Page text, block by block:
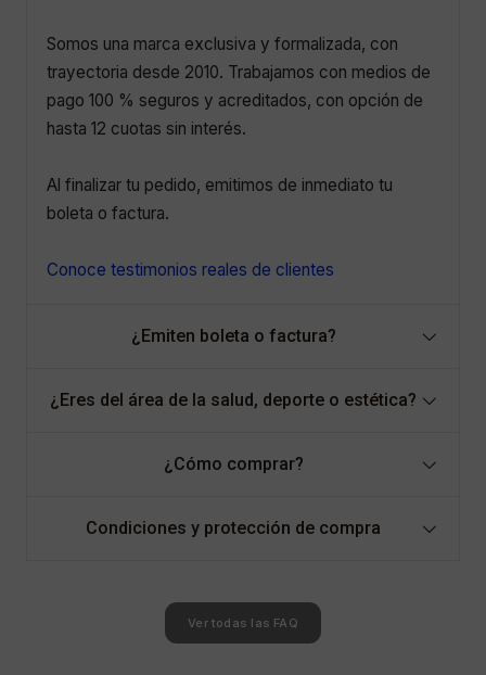
Somos una marca exclusiva y formalizada, con
trayectoria desde 2010. Trabajamos con medios de
pago 100 % seguros y acreditados, con opción de
hasta 12 cuotas sin interés.
Al finalizar tu pedido, emitimos de inmediato tu
boleta o factura.
Conoce testimonios reales de clientes
¿Emiten boleta o factura?
¿Eres del área de la salud, deporte o estética?
¿Cómo comprar?
Condiciones y protección de compra
Ver todas las FAQ